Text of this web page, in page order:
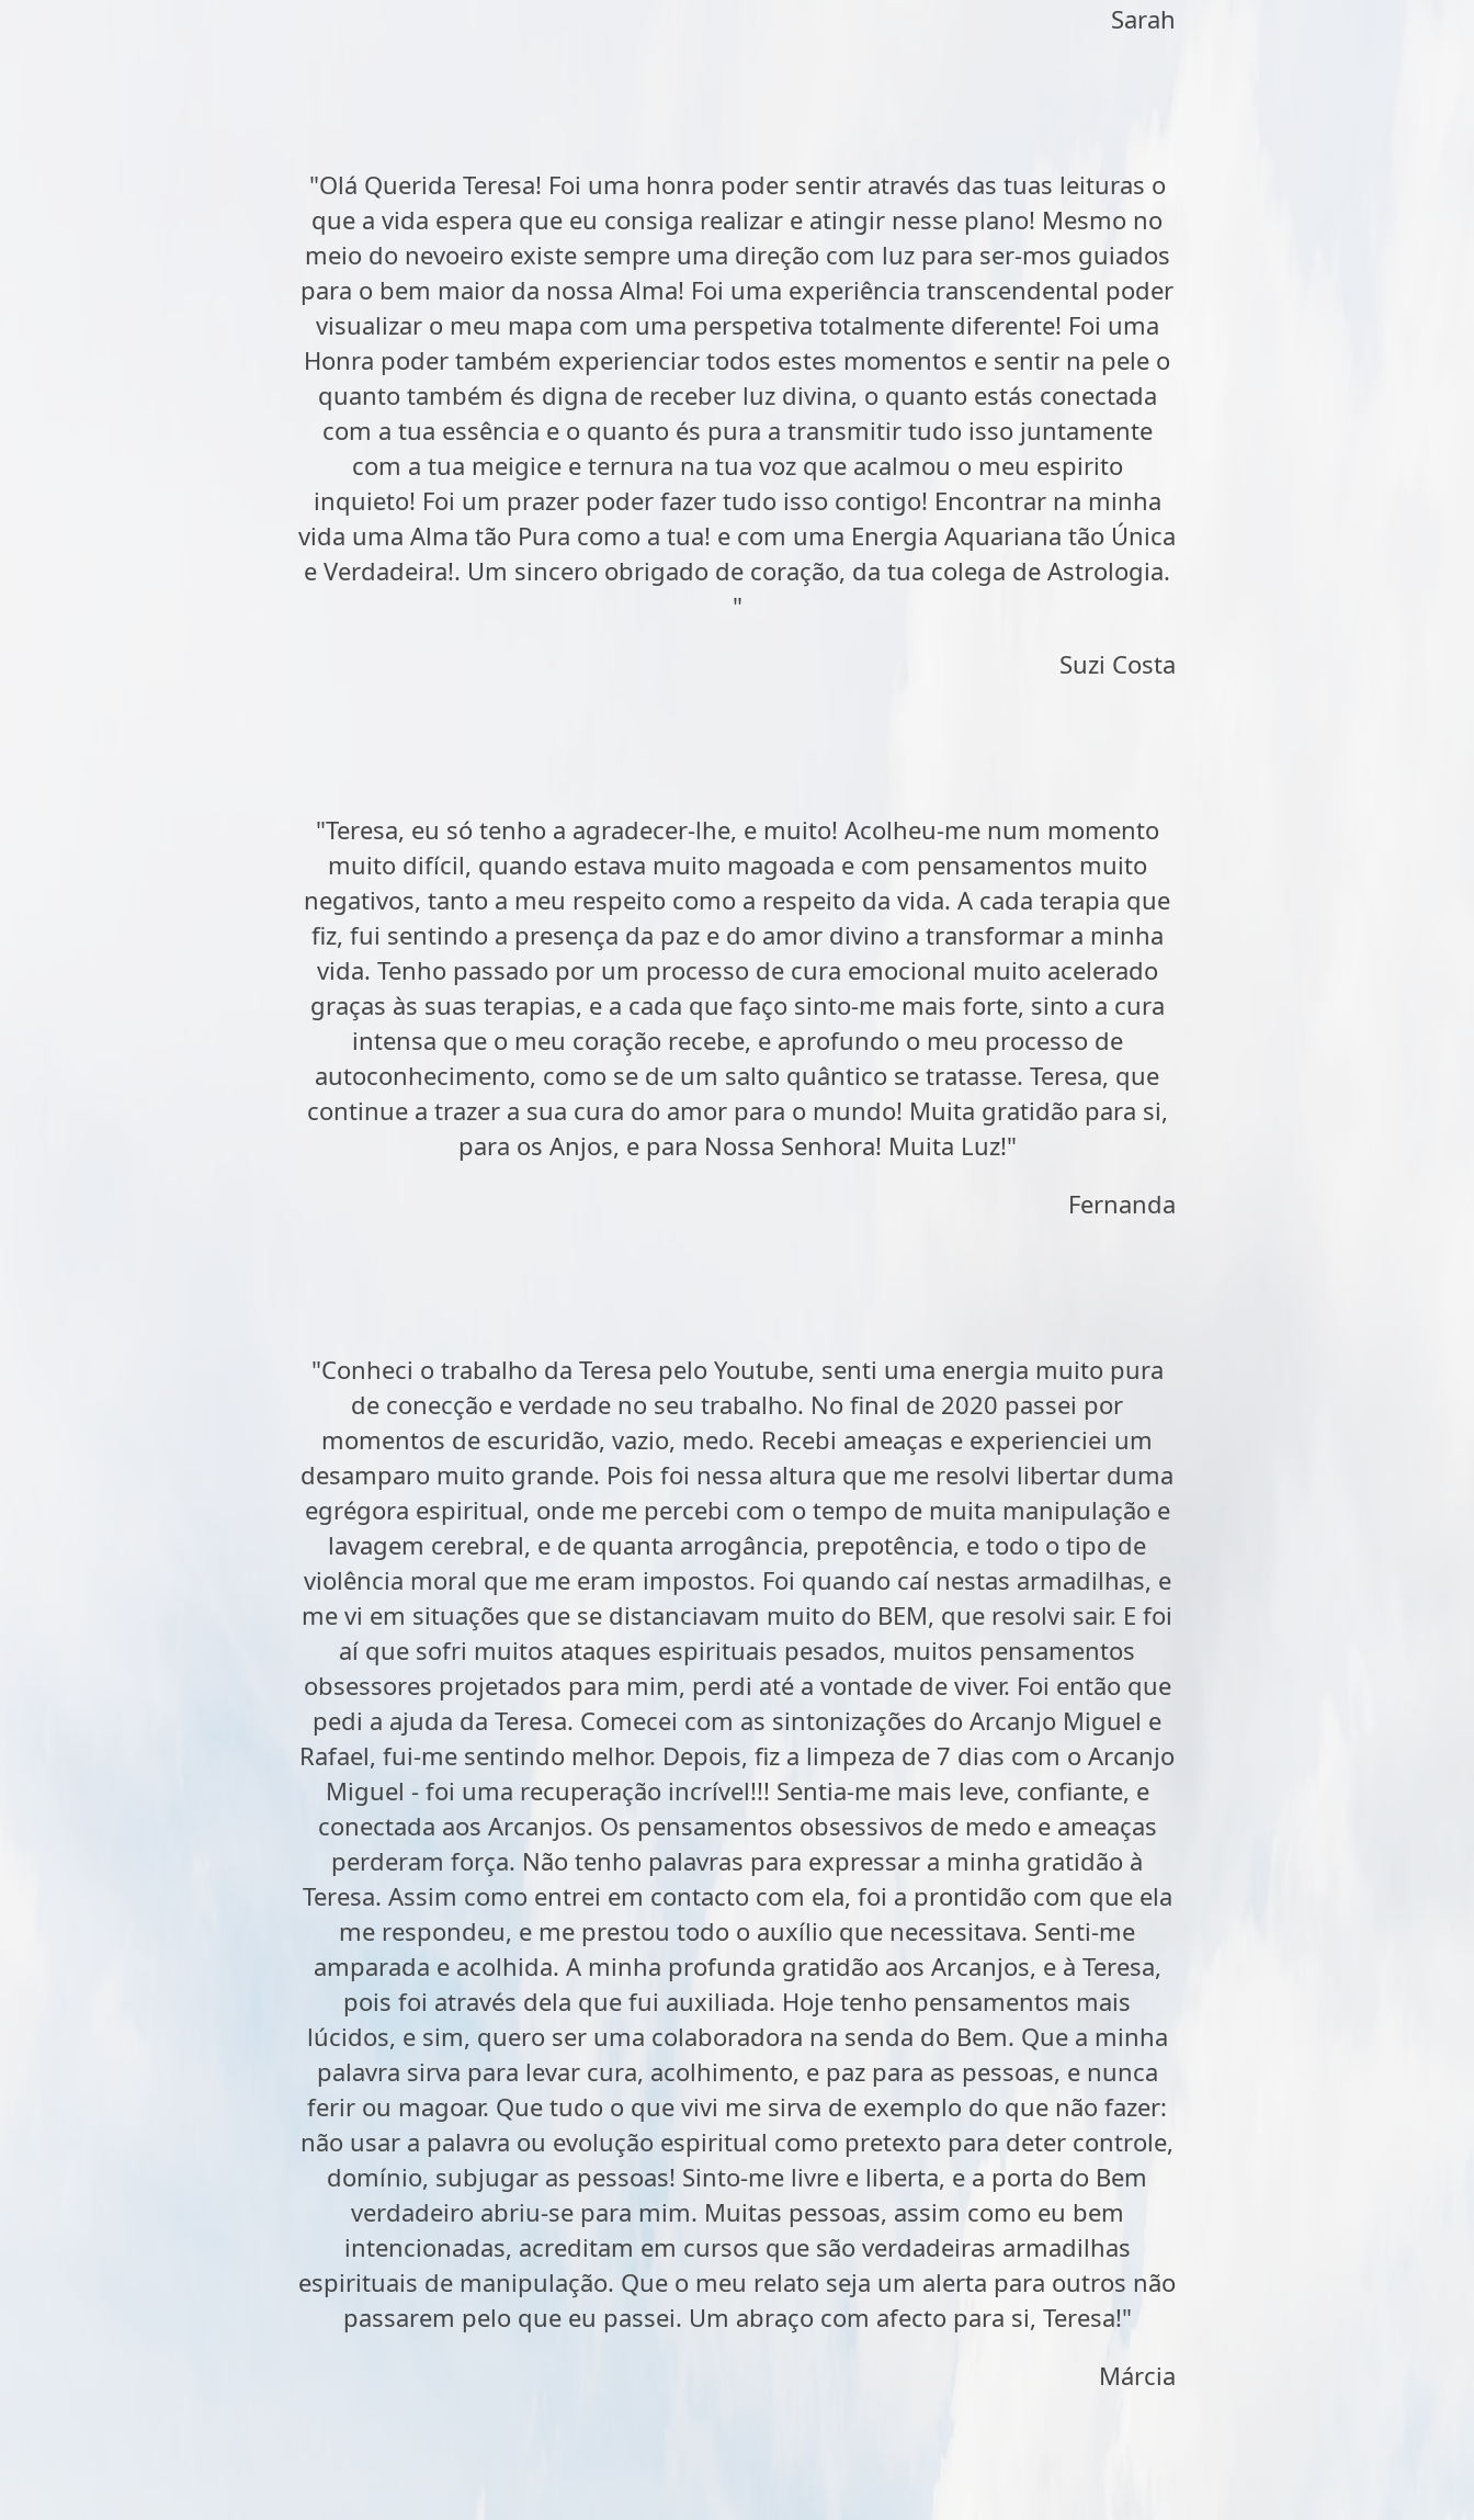
Sarah
"Olá Querida Teresa! Foi uma honra poder sentir através das tuas leituras o
que a vida espera que eu consiga realizar e atingir nesse plano! Mesmo no
meio do nevoeiro existe sempre uma direção com luz para ser-mos guiados
para o bem maior da nossa Alma! Foi uma experiência transcendental poder
visualizar o meu mapa com uma perspetiva totalmente diferente! Foi uma
Honra poder também experienciar todos estes momentos e sentir na pele o
quanto também és digna de receber luz divina, o quanto estás conectada
com a tua essência e o quanto és pura a transmitir tudo isso juntamente
com a tua meigice e ternura na tua voz que acalmou o meu espirito
inquieto! Foi um prazer poder fazer tudo isso contigo! Encontrar na minha
vida uma Alma tão Pura como a tua! e com uma Energia Aquariana tão Única
e Verdadeira!. Um sincero obrigado de coração, da tua colega de Astrologia.
"
Suzi Costa
"Teresa, eu só tenho a agradecer-lhe, e muito! Acolheu-me num momento
muito difícil, quando estava muito magoada e com pensamentos muito
negativos, tanto a meu respeito como a respeito da vida. A cada terapia que
fiz, fui sentindo a presença da paz e do amor divino a transformar a minha
vida. Tenho passado por um processo de cura emocional muito acelerado
graças às suas terapias, e a cada que faço sinto-me mais forte, sinto a cura
intensa que o meu coração recebe, e aprofundo o meu processo de
autoconhecimento, como se de um salto quântico se tratasse. Teresa, que
continue a trazer a sua cura do amor para o mundo! Muita gratidão para si,
para os Anjos, e para Nossa Senhora! Muita Luz!"
Fernanda
"Conheci o trabalho da Teresa pelo Youtube, senti uma energia muito pura
de conecção e verdade no seu trabalho. No final de 2020 passei por
momentos de escuridão, vazio, medo. Recebi ameaças e experienciei um
desamparo muito grande. Pois foi nessa altura que me resolvi libertar duma
egrégora espiritual, onde me percebi com o tempo de muita manipulação e
lavagem cerebral, e de quanta arrogância, prepotência, e todo o tipo de
violência moral que me eram impostos. Foi quando caí nestas armadilhas, e
me vi em situações que se distanciavam muito do BEM, que resolvi sair. E foi
aí que sofri muitos ataques espirituais pesados, muitos pensamentos
obsessores projetados para mim, perdi até a vontade de viver. Foi então que
pedi a ajuda da Teresa. Comecei com as sintonizações do Arcanjo Miguel e
Rafael, fui-me sentindo melhor. Depois, fiz a limpeza de 7 dias com o Arcanjo
Miguel - foi uma recuperação incrível!!! Sentia-me mais leve, confiante, e
conectada aos Arcanjos. Os pensamentos obsessivos de medo e ameaças
perderam força. Não tenho palavras para expressar a minha gratidão à
Teresa. Assim como entrei em contacto com ela, foi a prontidão com que ela
me respondeu, e me prestou todo o auxílio que necessitava. Senti-me
amparada e acolhida. A minha profunda gratidão aos Arcanjos, e à Teresa,
pois foi através dela que fui auxiliada. Hoje tenho pensamentos mais
lúcidos, e sim, quero ser uma colaboradora na senda do Bem. Que a minha
palavra sirva para levar cura, acolhimento, e paz para as pessoas, e nunca
ferir ou magoar. Que tudo o que vivi me sirva de exemplo do que não fazer:
não usar a palavra ou evolução espiritual como pretexto para deter controle,
domínio, subjugar as pessoas! Sinto-me livre e liberta, e a porta do Bem
verdadeiro abriu-se para mim. Muitas pessoas, assim como eu bem
intencionadas, acreditam em cursos que são verdadeiras armadilhas
espirituais de manipulação. Que o meu relato seja um alerta para outros não
passarem pelo que eu passei. Um abraço com afecto para si, Teresa!"
Márcia